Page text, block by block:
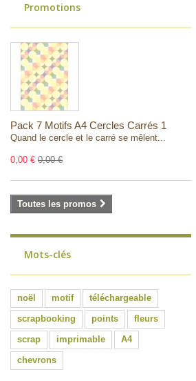
Promotions
Pack 7 Motifs A4 Cercles Carrés 1
Quand le cercle et le carré se mêlent...
0,00 € 0,00 €
Toutes les promos
Mots-clés
noël motif
téléchargeable
scrapbooking
points
fleurs
scrap
imprimable
A4
chevrons